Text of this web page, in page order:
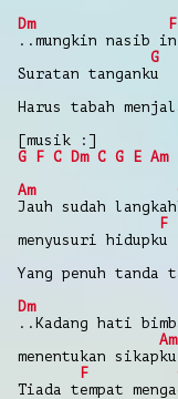
Dm
F
..mungkin nasib
G
Suratan tanganku
Harus tabah
[musik :]
G
F C Dm C G E Am
Am
Jauh sudah
F
menyusuri hidupku
Yang penuh tanda
Dm
..Kadang hati
Am
menentukan sikapku
F
Tiada tempat